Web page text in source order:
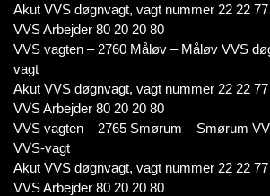
Akut VVS døgnvagt, vagt nummer 22 22
VVS Arbejder 80 20 20 80
VVS vagten – 2760 Måløv – Måløv VVS
vagt
Akut VVS døgnvagt, vagt nummer 22 22
VVS Arbejder 80 20 20 80
VVS vagten – 2765 Smørum – Smørum
VVS-vagt
Akut VVS døgnvagt, vagt nummer 22 22
VVS Arbejder 80 20 20 80